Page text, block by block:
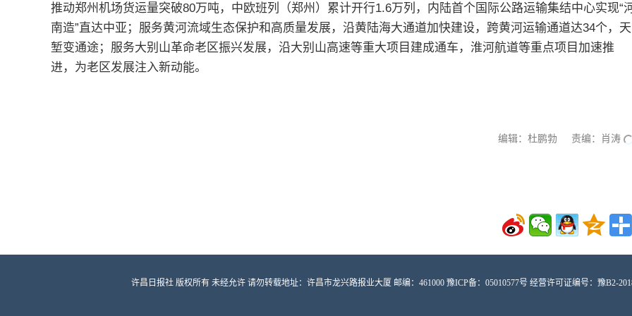
推动郑州机场货运量突破80万吨，中欧班列（郑州）累计开行1.6万列，内陆首个国际公路运输集结中心实现“
南造”直达中亚；服务黄河流域生态保护和高质量发展，沿黄陆海大通道加快建设，跨黄河运输通道达34个，天
堑变通途；服务大别山革命老区振兴发展，沿大别山高速等重大项目建成通车，淮河航道等重点项目加速推
进，为老区发展注入新动能。
编辑：杜鹏勃 责编：肖涛
许昌日报社 版权所有 未经允许 请勿转载地址：许昌市龙兴路报业大厦 邮编：461000 豫ICP备：05010577号 经营许可证编号：豫B2-